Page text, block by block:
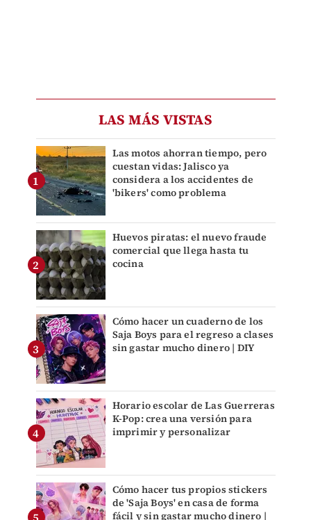
LAS MÁS VISTAS
Las motos ahorran tiempo, pero
cuestan vidas: Jalisco ya
considera a los accidentes de
'bikers' como problema
Huevos piratas: el nuevo fraude
comercial que llega hasta tu
cocina
Cómo hacer un cuaderno de los
Saja Boys para el regreso a clases
sin gastar mucho dinero | DIY
Horario escolar de Las Guerreras
K-Pop: crea una versión para
imprimir y personalizar
Cómo hacer tus propios stickers
de 'Saja Boys' en casa de forma
fácil y sin gastar mucho dinero |